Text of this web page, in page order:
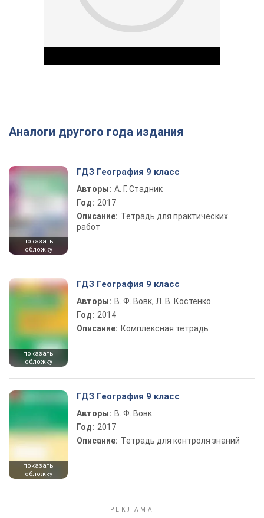
Play Video
Аналоги другого года издания
показать
обложку
ГДЗ География 9 класс
Авторы: А. Г. Стадник
Год: 2017
Описание: Тетрадь для практических
работ
показать
обложку
ГДЗ География 9 класс
Авторы: В. Ф. Вовк, Л. В. Костенко
Год: 2014
Описание: Комплексная тетрадь
показать
обложку
ГДЗ География 9 класс
Авторы: В. Ф. Вовк
Год: 2017
Описание: Тетрадь для контроля знаний